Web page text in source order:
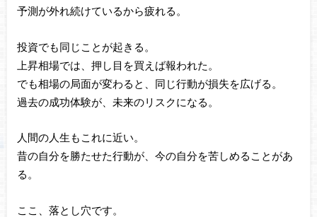
予測が外れ続けているから疲れる。
投資でも同じことが起きる。
上昇相場では、押し目を買えば報われた。
でも相場の局面が変わると、同じ行動が損失を広げる。
過去の成功体験が、未来のリスクになる。
人間の人生もこれに近い。
昔の自分を勝たせた行動が、今の自分を苦しめることがあ
る。
ここ、落とし穴です。